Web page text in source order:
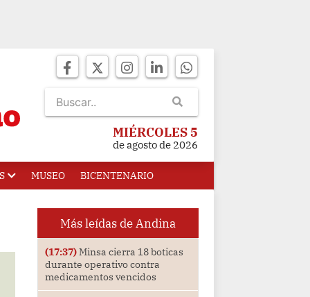
MIÉRCOLES 5
de agosto de 2026
MUSEO BICENTENARIO
Más leídas de Andina
(17:37)Minsa cierra 18 boticas
durante operativo contra
medicamentos vencidos